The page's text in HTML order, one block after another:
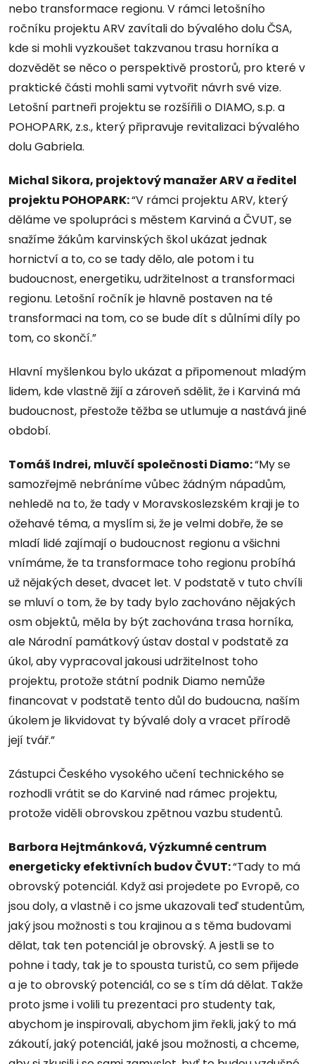
nebo transformace regionu. V rámci letošního
ročníku projektu ARV zavítali do bývalého dolu ČSA,
kde si mohli vyzkoušet takzvanou trasu horníka a
dozvědět se něco o perspektivě prostorů, pro které v
praktické části mohli sami vytvořit návrh své vize.
Letošní partneři projektu se rozšířili o DIAMO, s.p. a
POHOPARK, z.s., který připravuje revitalizaci bývalého
dolu Gabriela.
Michal Sikora, projektový manažer ARV a ředitel
projektu POHOPARK:“V rámci projektu ARV, který
děláme ve spolupráci s městem Karviná a ČVUT, se
snažíme žákům karvinských škol ukázat jednak
hornictví a to, co se tady dělo, ale potom i tu
budoucnost, energetiku, udržitelnost a transformaci
regionu. Letošní ročník je hlavně postaven na té
transformaci na tom, co se bude dít s důlními díly po
tom, co skončí.”
Hlavní myšlenkou bylo ukázat a připomenout mladým
lidem, kde vlastně žijí a zároveň sdělit, že i Karviná má
budoucnost, přestože těžba se utlumuje a nastává jiné
období.
Tomáš Indrei, mluvčí společnosti Diamo:“My se
samozřejmě nebráníme vůbec žádným nápadům,
nehledě na to, že tady v Moravskoslezském kraji je to
ožehavé téma, a myslím si, že je velmi dobře, že se
mladí lidé zajímají o budoucnost regionu a všichni
vnímáme, že ta transformace toho regionu probíhá
už nějakých deset, dvacet let. V podstatě v tuto chvíli
se mluví o tom, že by tady bylo zachováno nějakých
osm objektů, měla by být zachována trasa horníka,
ale Národní památkový ústav dostal v podstatě za
úkol, aby vypracoval jakousi udržitelnost toho
projektu, protože státní podnik Diamo nemůže
financovat v podstatě tento důl do budoucna, naším
úkolem je likvidovat ty bývalé doly a vracet přírodě
její tvář.”
Zástupci Českého vysokého učení technického se
rozhodli vrátit se do Karviné nad rámec projektu,
protože viděli obrovskou zpětnou vazbu studentů.
Barbora Hejtmánková, Výzkumné centrum
energeticky efektivních budov ČVUT:“Tady to má
obrovský potenciál. Když asi projedete po Evropě, co
jsou doly, a vlastně i co jsme ukazovali teď studentům,
jaký jsou možnosti s tou krajinou a s těma budovami
dělat, tak ten potenciál je obrovský. A jestli se to
pohne i tady, tak je to spousta turistů, co sem přijede
a je to obrovský potenciál, co se s tím dá dělat. Takže
proto jsme i volili tu prezentaci pro studenty tak,
abychom je inspirovali, abychom jim řekli, jaký to má
zákoutí, jaký potenciál, jaké jsou možnosti, a chceme,